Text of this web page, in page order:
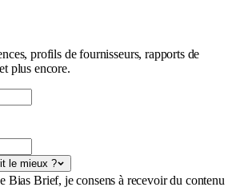
profils de fournisseurs, rapports de
plus encore.
le mieux ?
Bias Brief, je consens à recevoir du contenu